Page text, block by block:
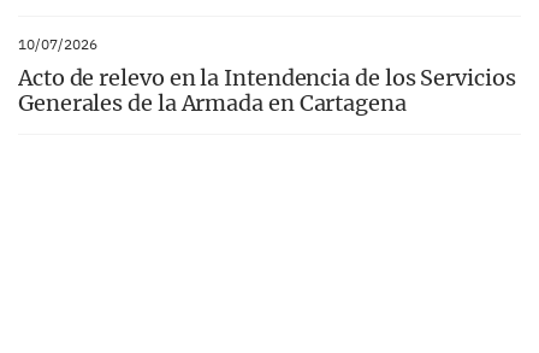
10/07/2026
Acto de relevo en la Intendencia de los Servicios
Generales de la Armada en Cartagena